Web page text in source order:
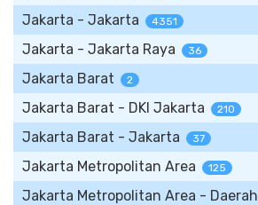
Jakarta - Jakarta 4351
Jakarta - Jakarta Raya 36
Jakarta Barat 2
Jakarta Barat - DKI Jakarta 210
Jakarta Barat - Jakarta 37
Jakarta Metropolitan Area 125
Jakarta Metropolitan Area - Daerah